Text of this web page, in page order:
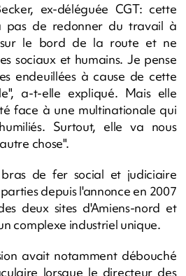
ex-déléguée CGT: cette
pas de redonner du travail à
le bord de la route et ne
sociaux et humains. Je pense
endeuillées à cause de cette
a-t-elle expliqué. Mais elle
face à une multinationale qui
Surtout, elle va nous
chose".
de fer social et judiciaire
depuis l'annonce en 2007
deux sites d'Amiens-nord et
complexe industriel unique.
avait notamment débouché
lorsque le directeur des